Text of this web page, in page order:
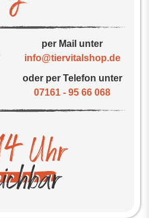
per Mail unter
info@tiervitalshop.de
oder per Telefon unter
07161 - 95 66 068